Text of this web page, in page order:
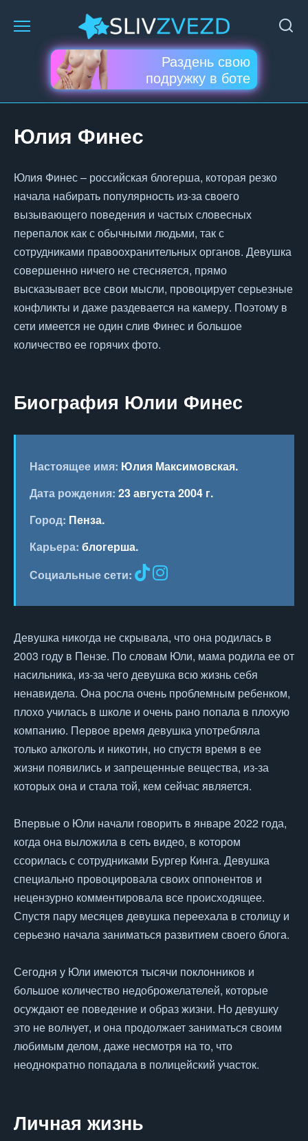
содержанию
Раздень свою
подружку в боте
Юлия Финес
Юлия Финес – российская блогерша, которая резко
начала набирать популярность из-за своего
вызывающего поведения и частых словесных
перепалок как с обычными людьми, так с
сотрудниками правоохранительных органов. Девушка
совершенно ничего не стесняется, прямо
высказывает все свои мысли, провоцирует серьезные
конфликты и даже раздевается на камеру. Поэтому в
сети имеется не один слив Финес и большое
количество ее горячих фото.
Биография Юлии Финес
Настоящее имя: Юлия Максимовская.
Дата рождения: 23 августа 2004 г.
Город: Пенза.
Карьера: блогерша.
Социальные сети:
Девушка никогда не скрывала, что она родилась в
2003 году в Пензе. По словам Юли, мама родила ее от
насильника, из-за чего девушка всю жизнь себя
ненавидела. Она росла очень проблемным ребенком,
плохо училась в школе и очень рано попала в плохую
компанию. Первое время девушка употребляла
только алкоголь и никотин, но спустя время в ее
жизни появились и запрещенные вещества, из-за
которых она и стала той, кем сейчас является.
Впервые о Юли начали говорить в январе 2022 года,
когда она выложила в сеть видео, в котором
ссорилась с сотрудниками Бургер Кинга. Девушка
специально провоцировала своих оппонентов и
нецензурно комментировала все происходящее.
Спустя пару месяцев девушка переехала в столицу и
серьезно начала заниматься развитием своего блога.
Сегодня у Юли имеются тысячи поклонников и
большое количество недоброжелателей, которые
осуждают ее поведение и образ жизни. Но девушку
это не волнует, и она продолжает заниматься своим
любимым делом, даже несмотря на то, что
неоднократно попадала в полицейский участок.
Личная жизнь